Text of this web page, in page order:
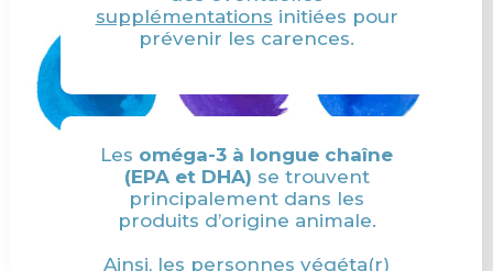
supplémentations initiées pour
prévenir les carences.
Les oméga-3 à longue chaîne
(EPA et DHA) se trouvent
principalement dans les
produits d’origine animale.
Ainsi, les personnes végéta(r)